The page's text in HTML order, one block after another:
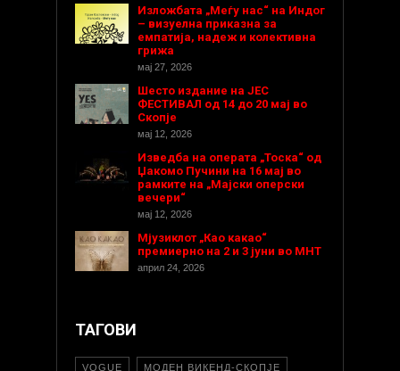
Изложбата „Меѓу нас“ на Индог
– визуелна приказна за
емпатија, надеж и колективна
грижа
мај 27, 2026
Шесто издание на ЈЕС
ФЕСТИВАЛ од 14 до 20 мај во
Скопје
мај 12, 2026
Изведба на операта „Тоска“ од
Џакомо Пучини на 16 мај во
рамките на „Мајски оперски
вечери“
мај 12, 2026
Мјузиклот „Као какао“
премиерно на 2 и 3 јуни во МНТ
април 24, 2026
ТАГОВИ
VOGUE МОДЕН ВИКЕНД-СКОПЈЕ